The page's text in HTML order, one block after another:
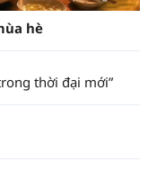
hè
thời đại mới”